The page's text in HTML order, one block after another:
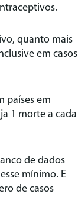
quanto mais
em casos
países em
1 morte a cada
de dados
mínimo. E
de casos